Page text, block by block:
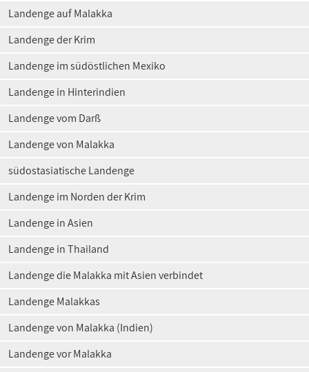
Landenge auf Malakka
Landenge der Krim
Landenge im südöstlichen Mexiko
Landenge in Hinterindien
Landenge vom Darß
Landenge von Malakka
südostasiatische Landenge
Landenge im Norden der Krim
Landenge in Asien
Landenge in Thailand
Landenge die Malakka mit Asien verbindet
Landenge Malakkas
Landenge von Malakka (Indien)
Landenge vor Malakka